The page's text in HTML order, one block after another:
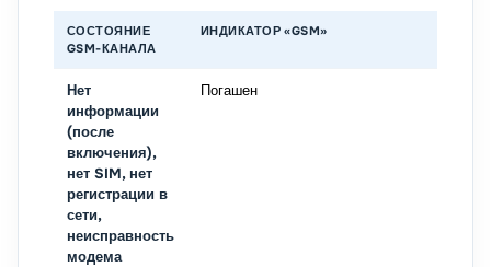
СОСТОЯНИЕ
GSM-КАНАЛА
ИНДИКАТОР «GSM»
Нет
информации
(после
включения),
нет SIM, нет
регистрации в
сети,
неисправность
модема
Погашен